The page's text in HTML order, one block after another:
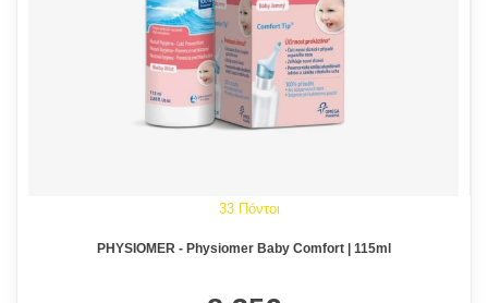
33 Πόντοι
PHYSIOMER - Physiomer Baby Comfort | 115ml